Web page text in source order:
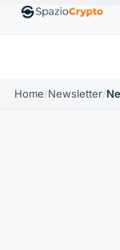
↑1.10% EthereumETH
Home/Newsletter/